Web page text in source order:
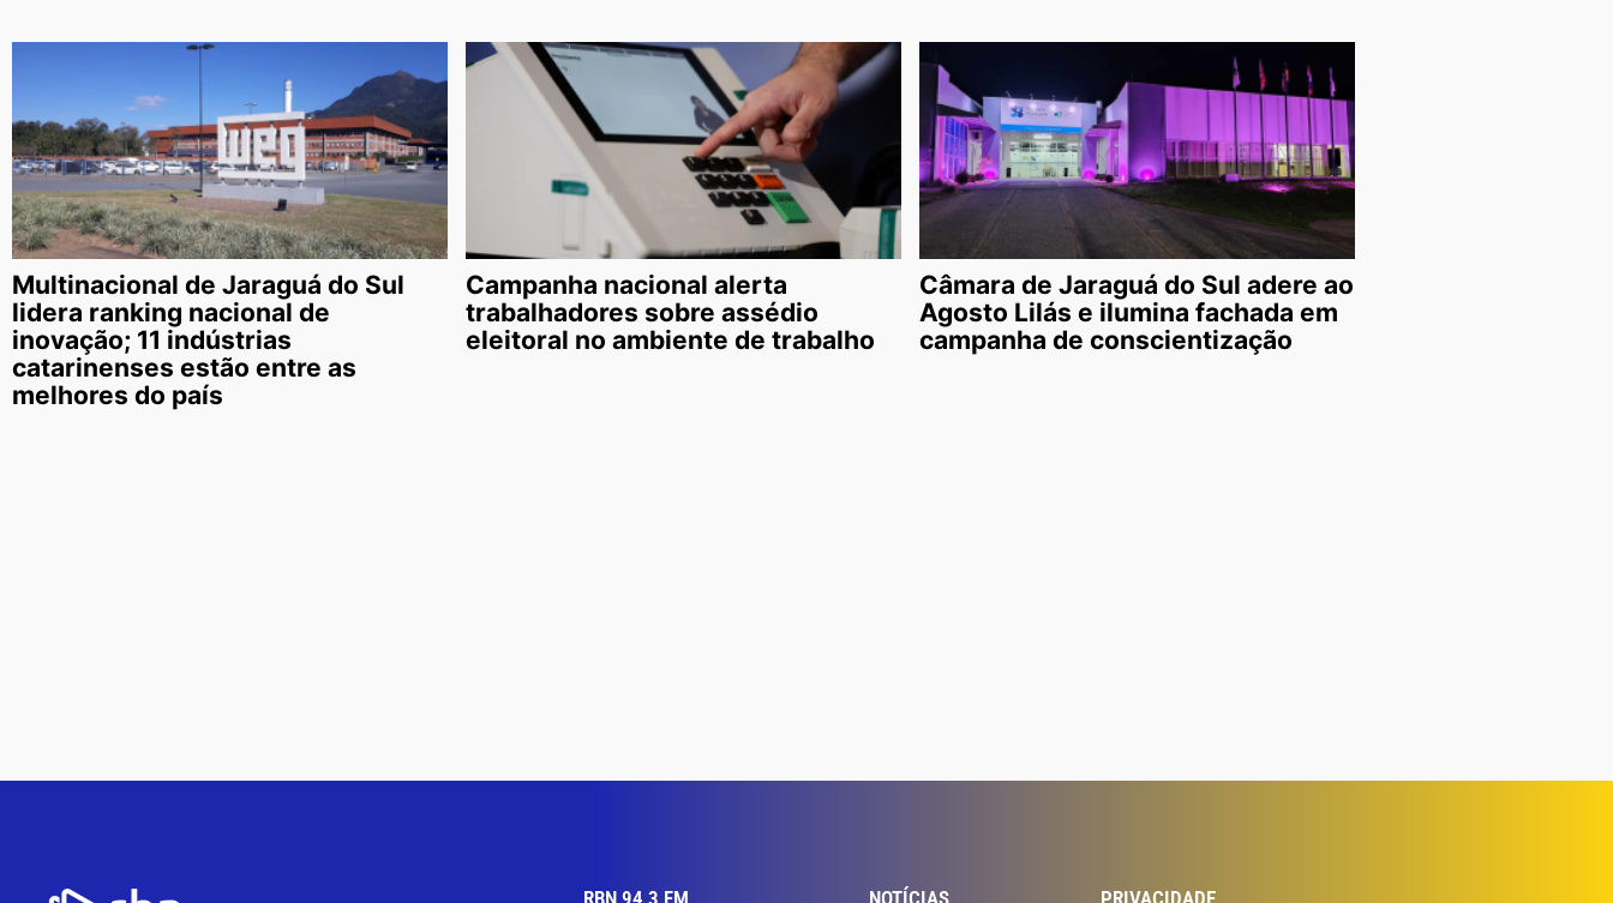
Multinacional de Jaraguá do Sul
lidera ranking nacional de
inovação; 11 indústrias
catarinenses estão entre as
melhores do país
Campanha nacional alerta
trabalhadores sobre assédio
eleitoral no ambiente de trabalho
Câmara de Jaraguá do Sul adere ao
Agosto Lilás e ilumina fachada em
campanha de conscientização